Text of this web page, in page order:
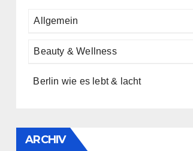
Allgemein
Beauty & Wellness
Berlin wie es lebt & lacht
ARCHIV